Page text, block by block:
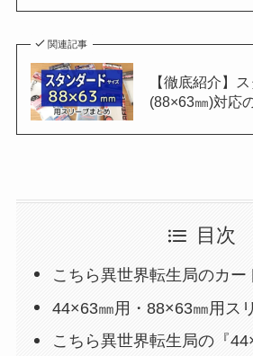
関連記事
【徹底紹介】
(88×63㎜)対応
目次
こちら異世界転生局のカー
44×63㎜用・88×63㎜用ス
こちら異世界転生局の『